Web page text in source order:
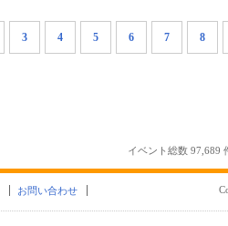
3 4 5 6 7 8
イベント総数 97,689
お問い合わせ